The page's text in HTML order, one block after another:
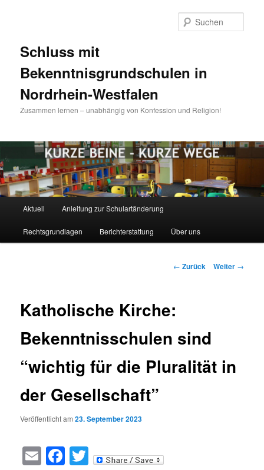
Schluss mit
Bekenntnisgrundschulen in
Nordrhein-Westfalen
Zusammen lernen – unabhängig von Konfession und Religion!
Aktuell Anleitung zur Schulartänderung
Rechtsgrundlagen Berichterstattung Über uns
Beitragsnavigation
← Zurück Weiter →
Katholische Kirche:
Bekenntnisschulen sind
“wichtig für die Pluralität in
der Gesellschaft”
Veröffentlicht am23. September 2023
EmailFacebook
Twitter